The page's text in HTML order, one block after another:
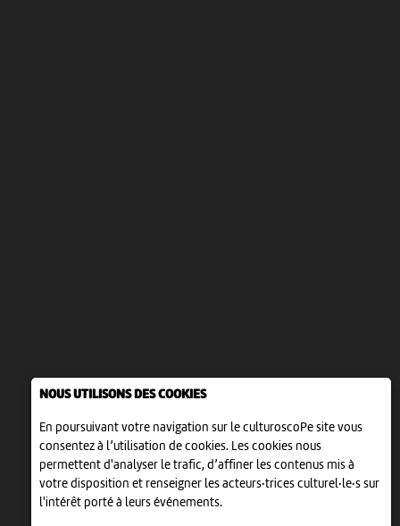
NOUS UTILISONS DES COOKIES
En poursuivant votre navigation sur le culturoscoPe site vous
consentez à l’utilisation de cookies. Les cookies nous
permettent d'analyser le trafic, d’affiner les contenus mis à
votre disposition et renseigner les acteurs·trices culturel·le·s sur
l'intérêt porté à leurs événements.